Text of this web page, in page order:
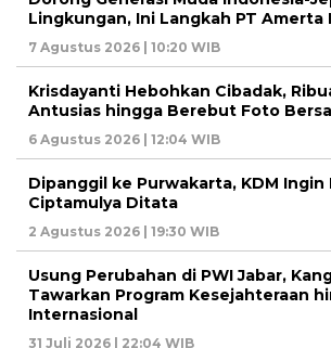
Lingkungan, Ini Langkah PT Amerta
7 Agustus 2026 | 10:20 WIB
Krisdayanti Hebohkan Cibadak,
Antusias hingga Berebut Foto
6 Agustus 2026 | 12:04 WIB
Dipanggil ke Purwakarta, KDM
Ciptamulya Ditata
2 Agustus 2026 | 19:30 WIB
Usung Perubahan di PWI Jabar,
Tawarkan Program Kesejahteraan
Internasional
31 Juli 2026 | 22:04 WIB